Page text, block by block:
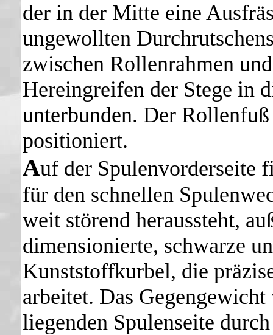
der in der Mitte eine
ungewollten
zwischen Rollenrahmen
Hereingreifen der Stege in
unterbunden. Der
positioniert.
Auf der Spulenvorderseite
für den schnellen
weit störend heraussteht,
dimensionierte, schwarze
Kunststoffkurbel, die
arbeitet. Das
liegenden Spulenseite